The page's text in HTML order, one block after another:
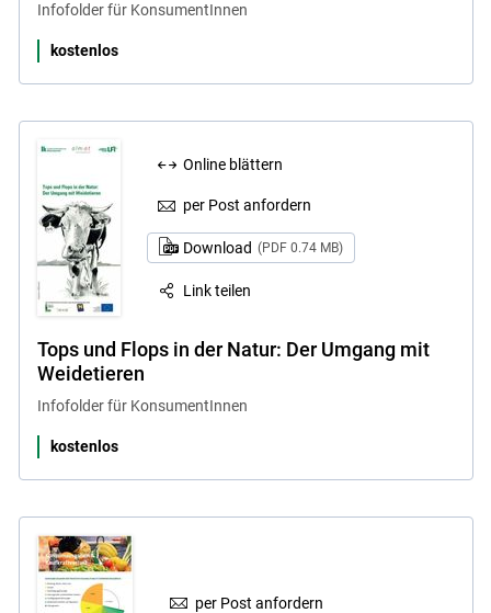
Infofolder für KonsumentInnen
kostenlos
Online blättern
per Post anfordern
Download (PDF 0.74 MB)
Link teilen
Tops und Flops in der Natur: Der Umgang mit
Weidetieren
Infofolder für KonsumentInnen
kostenlos
per Post anfordern